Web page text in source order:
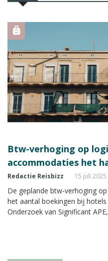
Btw-verhoging op
accommodaties het
Redactie Reisbizz 15 juli 2025
De geplande btw-verhoging
het aantal boekingen bij
Onderzoek van Significant